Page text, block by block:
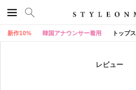
新作10% 韓国アナウンサー着用 トップス
レビュー